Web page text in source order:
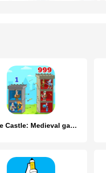
Hustle Castle: Medieval games